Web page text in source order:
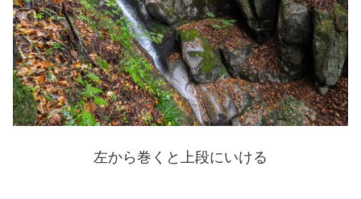
左から巻くと上段にいける